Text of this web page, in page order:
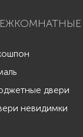
двери
невидимки